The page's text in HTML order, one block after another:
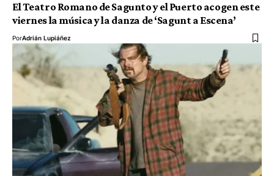
El Teatro Romano de Sagunto y el Puerto acogen este
viernes la música y la danza de ‘Sagunt a Escena’
PorAdrián Lupiáñez